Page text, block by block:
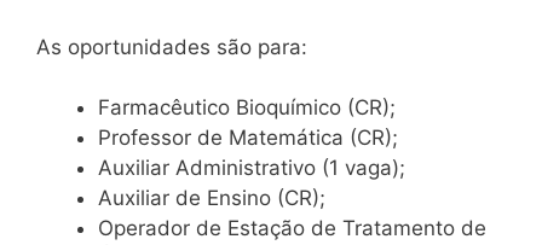
As oportunidades são para:
Farmacêutico Bioquímico (CR);
Professor de Matemática (CR);
Auxiliar Administrativo (1 vaga);
Auxiliar de Ensino (CR);
Operador de Estação de Tratamento de